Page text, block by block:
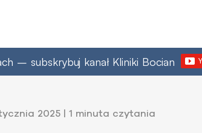
– subskrybuj kanał Kliniki Bocian
2025 | 1 minuta czytania